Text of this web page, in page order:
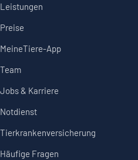
Leistungen
Preise
MeineTiere-App
Team
Jobs & Karriere
Notdienst
Tierkrankenversicherung
Häufige Fragen